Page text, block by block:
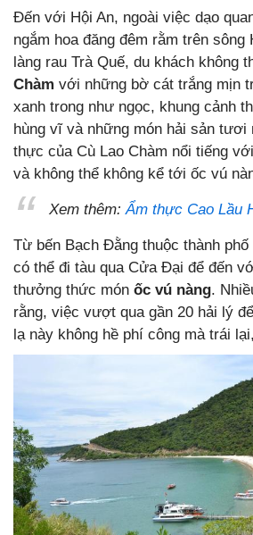
Đến với Hội An, ngoài việc dạo
ngắm hoa đăng đêm rằm trên sông
làng rau Trà Quế, du khách không
Chàm với những bờ cát trắng mịn
xanh trong như ngọc, khung cảnh
hùng vĩ và những món hải sản tươi
thực của Cù Lao Chàm nổi tiếng
và không thể không kể tới ốc vú
Xem thêm: Ẩm thực Cao Lầu
Từ bến Bạch Đằng thuộc thành
có thể đi tàu qua Cửa Đại để đến
thưởng thức món ốc vú nàng.
rằng, việc vượt qua gần 20 hải lý
lạ này không hề phí công mà trái